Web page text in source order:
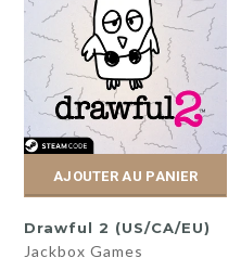
AJOUTER AU PANIER
Drawful 2 (US/CA/EU)
Jackbox Games